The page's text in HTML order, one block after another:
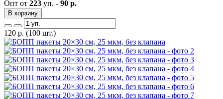
Опт от 223 уп. - 90 р.
В корзину
120 р. (100 шт.)